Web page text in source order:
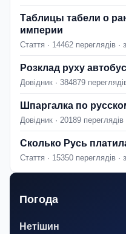
Таблицы табели о
империи
Стаття · 14462 переглядів ·
Розклад руху
Довідник · 384879
Шпаргалка по
Довідник · 20189
Сколько Русь
Стаття · 15350 переглядів ·
Погода
Нетішин